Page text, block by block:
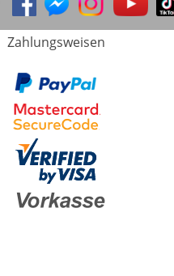
Zahlungsweisen